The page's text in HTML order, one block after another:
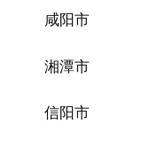
咸阳市
湘潭市
信阳市